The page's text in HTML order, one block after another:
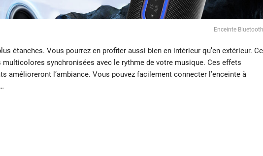
Enceinte Bluetooth
étanches. Vous pourrez en profiter aussi bien en intérieur qu’en extérieur. Ce
synchronisées avec le rythme de votre musique. Ces effets
amélioreront l’ambiance. Vous pouvez facilement connecter l’enceinte à